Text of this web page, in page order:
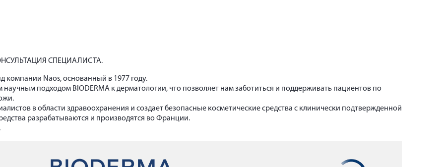
СПЕЦИАЛИСТА.
компании Naos, основанный в 1977 году.
подходом BIODERMA к дерматологии, что позволяет нам заботиться и поддерживать пациентов по
в области здравоохранения и создает безопасные косметические средства с клинически подтвержденной
разрабатываются и производятся во Франции.